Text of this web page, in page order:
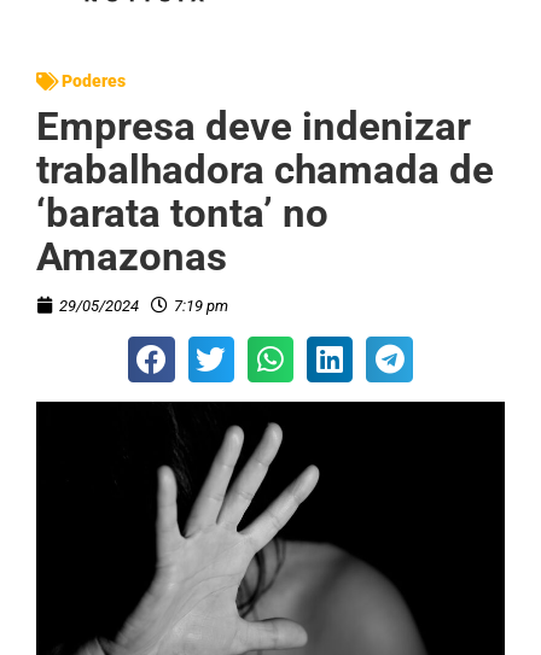
Poderes
Empresa deve indenizar
trabalhadora chamada de
‘barata tonta’ no
Amazonas
29/05/2024 7:19 pm